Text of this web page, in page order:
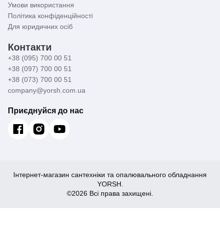
Умови використання
Політика конфіденційності
Для юридичних осіб
Контакти
+38 (095) 700 00 51
+38 (097) 700 00 51
+38 (073) 700 00 51
company@yorsh.com.ua
Приєднуйся до нас
Інтернет-магазин сантехніки та опалювального обладнання
YORSH.
©2026 Всі права захищені.